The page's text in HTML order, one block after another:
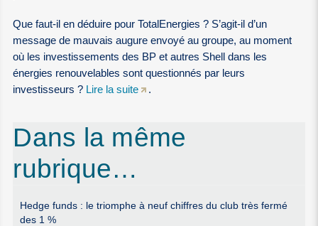
Que faut-il en déduire pour TotalEnergies ? S’agit-il d’un
message de mauvais augure envoyé au groupe, au moment
où les investissements des BP et autres Shell dans les
énergies renouvelables sont questionnés par leurs
investisseurs ? Lire la suite .
Dans la même
rubrique…
Hedge funds : le triomphe à neuf chiffres du club très fermé
des 1 %